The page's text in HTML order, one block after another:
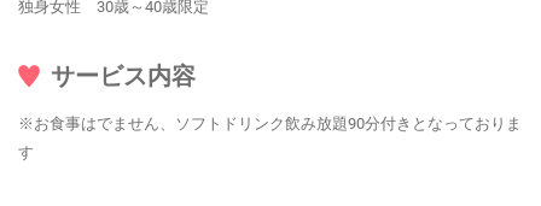
独身女性 30歳～40歳限定
サービス内容
※お食事はでません、ソフトドリンク飲み放題90分付きとなっておりま
す